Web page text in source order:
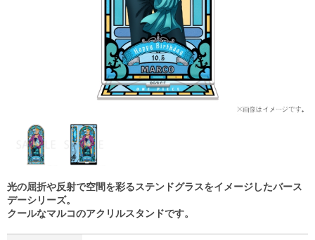
光の屈折や反射で空間を彩るステンドグラスをイメージしたバース
デーシリーズ。
クールなマルコのアクリルスタンドです。